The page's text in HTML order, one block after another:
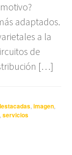
adaptados.
a la
de
[…]
,imagen
,servicios